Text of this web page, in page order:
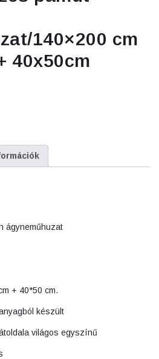
140×200 cm
40x50cm
ágyneműhuzat
+ 40*50 cm.
készült
világos egyszínű